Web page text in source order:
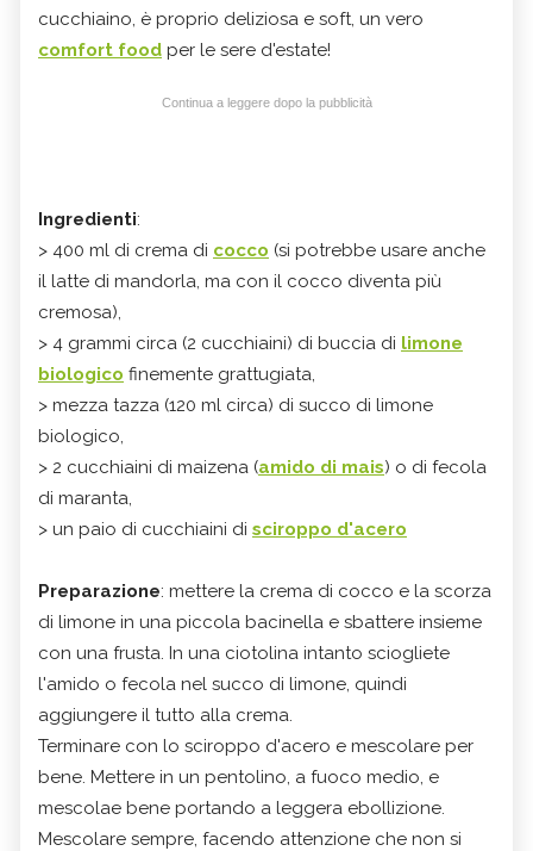
cucchiaino, è proprio deliziosa e soft, un vero
comfort food per le sere d'estate!
Continua a leggere dopo la pubblicità
Ingredienti:
> 400 ml di crema di cocco (si potrebbe usare anche
il latte di mandorla, ma con il cocco diventa più
cremosa),
> 4 grammi circa (2 cucchiaini) di buccia di limone
biologico finemente grattugiata,
> mezza tazza (120 ml circa) di succo di limone
biologico,
> 2 cucchiaini di maizena (amido di mais) o di fecola
di maranta,
> un paio di cucchiaini di sciroppo d'acero
Preparazione: mettere la crema di cocco e la scorza
di limone in una piccola bacinella e sbattere insieme
con una frusta. In una ciotolina intanto sciogliete
l'amido o fecola nel succo di limone, quindi
aggiungere il tutto alla crema.
Terminare con lo sciroppo d'acero e mescolare per
bene. Mettere in un pentolino, a fuoco medio, e
mescolae bene portando a leggera ebollizione.
Mescolare sempre, facendo attenzione che non si